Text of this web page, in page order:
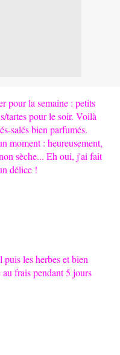
pour la semaine : petits
tartes pour le soir. Voilà
salés bien parfumés.
moment : heureusement,
sèche... Eh oui, j'ai fait
délice !
les herbes et bien
frais pendant 5 jours